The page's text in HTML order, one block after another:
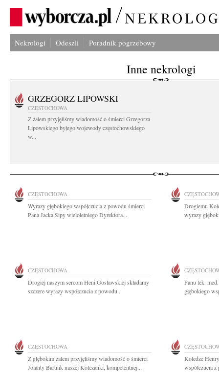
Nekrologi Odeszli Poradnik pogrzebowy
Inne nekrologi
GRZEGORZ LIPOWSKI
CZĘSTOCHOWA
Z żalem przyjęliśmy wiadomość o śmierci Grzegorza
Lipowskiego byłego wojewody częstochowskiego
w...
CZĘSTOCHOWA
Wyrazy głębokiego współczucia z powodu śmierci
Pana Jacka Sipy wieloletniego Dyrektora...
Drogiemu
wyrazy
CZĘSTOCHOWA
Drogiej naszym sercom Heni Gosławskiej składamy
szczere wyrazy współczucia z powodu...
Panu lek.
głębokiego
CZĘSTOCHOWA
Z głębokim żalem przyjęliśmy wiadomość o śmierci
Jolanty Bartnik naszej Koleżanki, kompetentnej...
Koledze
współczucia